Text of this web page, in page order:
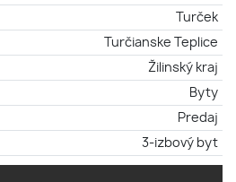
Turček
Turčianske Teplice
Žilinský kraj
Byty
Predaj
3-izbový byt